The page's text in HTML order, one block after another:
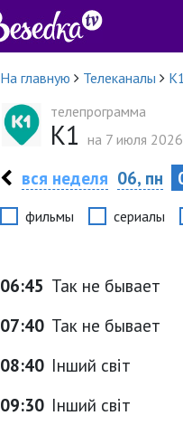
На главную Телеканалы
телепрограмма
К1 на 7 июля 2026
вся неделя 06, пн
фильмы сериалы
06:45 Так не бывает
07:40 Так не бывает
08:40 Інший світ
09:30 Інший світ